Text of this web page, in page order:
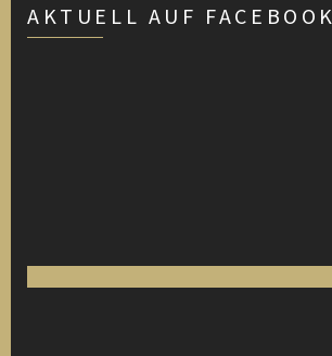
AKTUELL AUF FACEBOOK